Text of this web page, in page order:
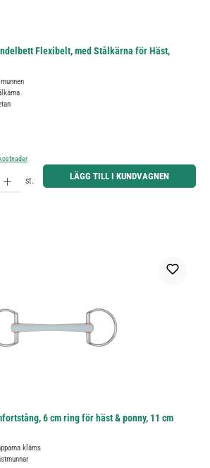
Flexibelt, med Stålkärna för Häst,
eller använd knapparna för att öka eller minska kvantiteten.
st. LÄGG TILL I KUNDVAGNEN
6 cm ring för häst & ponny, 11 cm
kläms